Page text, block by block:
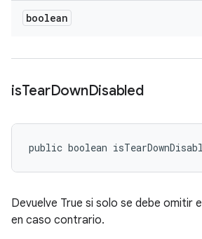
boolean
isTearDownDisabled
public boolean
Devuelve True si solo se debe omitir
en caso contrario.